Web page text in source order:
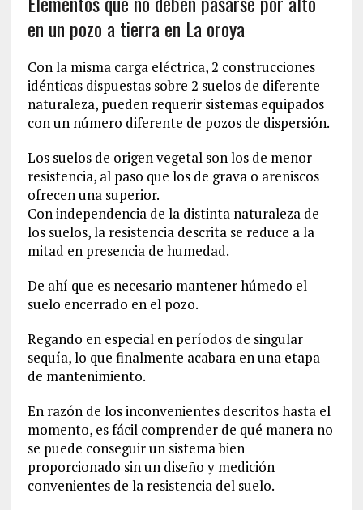
en un pozo a tierra en La oroya
Con la misma carga eléctrica, 2 construcciones
idénticas dispuestas sobre 2 suelos de diferente
naturaleza, pueden requerir sistemas equipados
con un número diferente de pozos de dispersión.
Los suelos de origen vegetal son los de menor
resistencia, al paso que los de grava o areniscos
ofrecen una superior.
Con independencia de la distinta naturaleza de
los suelos, la resistencia descrita se reduce a la
mitad en presencia de humedad.
De ahí que es necesario mantener húmedo el
suelo encerrado en el pozo.
Regando en especial en períodos de singular
sequía, lo que finalmente acabara en una etapa
de mantenimiento.
En razón de los inconvenientes descritos hasta el
momento, es fácil comprender de qué manera no
se puede conseguir un sistema bien
proporcionado sin un diseño y medición
convenientes de la resistencia del suelo.